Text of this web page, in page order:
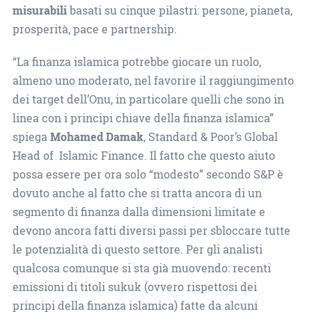
misurabilibasati su cinque pilastri: persone, pianeta,
prosperità, pace e partnership.
“La finanza islamica potrebbe giocare un ruolo,
almeno uno moderato, nel favorire il raggiungimento
dei target dell’Onu, in particolare quelli che sono in
linea con i principi chiave della finanza islamica”
spiegaMohamed Damak, Standard & Poor’s Global
Head of Islamic Finance. Il fatto che questo aiuto
possa essere per ora solo “modesto” secondo S&P è
dovuto anche al fatto che si tratta ancora di un
segmento di finanza dalla dimensioni limitate e
devono ancora fatti diversi passi per sbloccare tutte
le potenzialità di questo settore. Per gli analisti
qualcosa comunque si sta già muovendo: recenti
emissioni di titoli sukuk (ovvero rispettosi dei
principi della finanza islamica) fatte da alcuni